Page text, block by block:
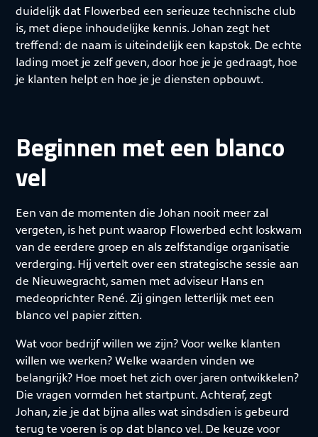
duidelijk dat Flowerbed een serieuze technische club
is, met diepe inhoudelijke kennis. Johan zegt het
treffend: de naam is uiteindelijk een kapstok. De echte
lading moet je zelf geven, door hoe je je gedraagt, hoe
je klanten helpt en hoe je je diensten opbouwt.
Beginnen met een blanco
vel
Een van de momenten die Johan nooit meer zal
vergeten, is het punt waarop Flowerbed echt loskwam
van de eerdere groep en als zelfstandige organisatie
verderging. Hij vertelt over een strategische sessie aan
de Nieuwegracht, samen met adviseur Hans en
medeoprichter René. Zij gingen letterlijk met een
blanco vel papier zitten.
Wat voor bedrijf willen we zijn? Voor welke klanten
willen we werken? Welke waarden vinden we
belangrijk? Hoe moet het zich over jaren ontwikkelen?
Die vragen vormden het startpunt. Achteraf, zegt
Johan, zie je dat bijna alles wat sindsdien is gebeurd
terug te voeren is op dat blanco vel. De keuze voor